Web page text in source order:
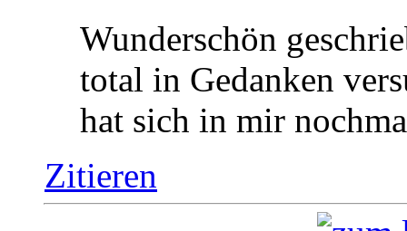
Wunderschön
total in Gedanken
hat sich in mir
Zitieren